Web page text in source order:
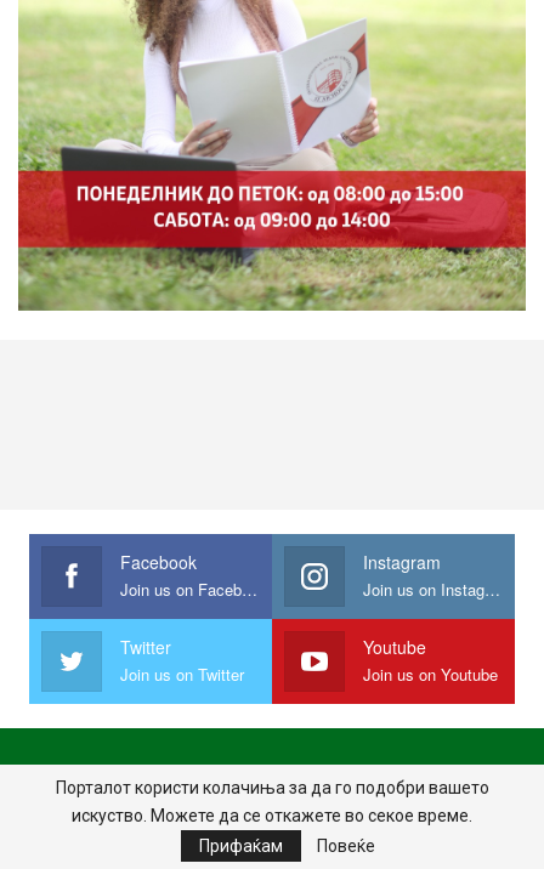
Facebook
Join us on Facebook
Instagram
Join us on Instagram
Twitter
Join us on Twitter
Youtube
Join us on Youtube
ПОЧЕТНА ПОЛИТИКА НА ПРИВАТНОСТ
ИМПРЕСУМ
ПРАВИЛА НА КОРИСТЕЊЕ
Порталот користи колачиња за да го подобри вашето
искуство. Можете да се откажете во секое време.
Прифаќам
Повеќе